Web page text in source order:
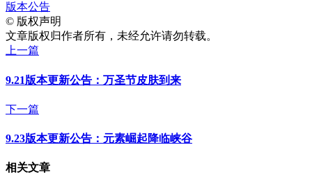
版本公告
© 版权声明
文章版权归作者所有，未经允许请勿转载。
上一篇
9.21版本更新公告：万圣节皮肤到来
下一篇
9.23版本更新公告：元素崛起降临峡谷
相关文章